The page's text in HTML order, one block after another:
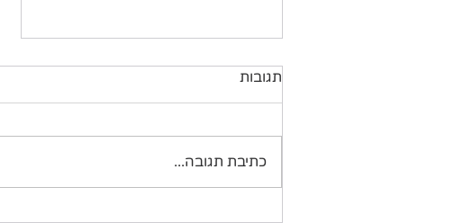
פתיתי טופו לסלט
תגובות
כתיבת תגובה...